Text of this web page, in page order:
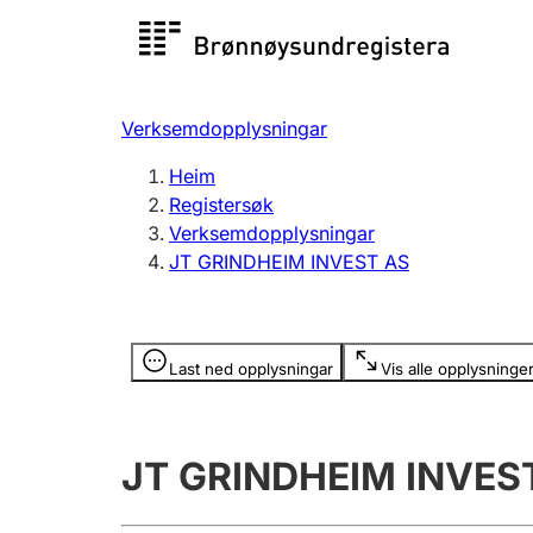
Registersøk
Registrere, endre, slette
Verksemdopplysningar
Heim
Registersøk
Verksemdopplysningar
JT GRINDHEIM INVEST AS
Last ned opplysningar Vis alle opplysninger
Opplysninger er skjult
JT GRINDHEIM